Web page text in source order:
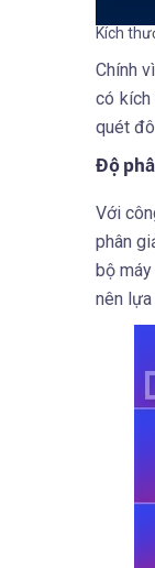
Kích
Chính
có kích
quét
Độ
Với
phân
bộ
nên